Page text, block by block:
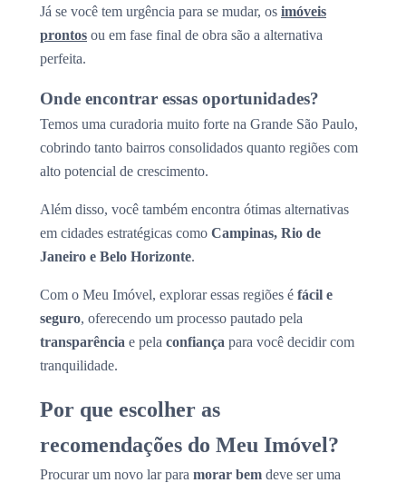
Já se você tem urgência para se mudar, os imóveis
prontos ou em fase final de obra são a alternativa
perfeita.
Onde encontrar essas oportunidades?
Temos uma curadoria muito forte na Grande São Paulo,
cobrindo tanto bairros consolidados quanto regiões com
alto potencial de crescimento.
Além disso, você também encontra ótimas alternativas
em cidades estratégicas como Campinas, Rio de
Janeiro e Belo Horizonte.
Com o Meu Imóvel, explorar essas regiões é fácil e
seguro, oferecendo um processo pautado pela
transparência e pela confiança para você decidir com
tranquilidade.
Por que escolher as
recomendações do Meu Imóvel?
Procurar um novo lar para morar bem deve ser uma